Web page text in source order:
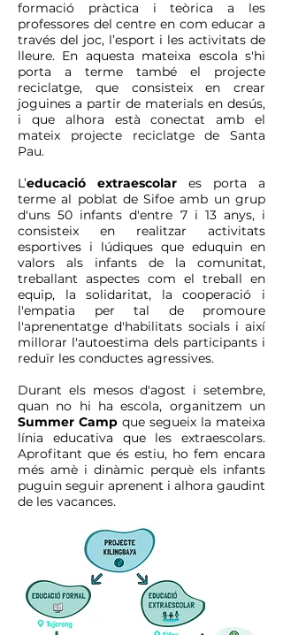
formació pràctica i teòrica a les
professores del centre en com educar a
través del joc, l’esport i les activitats de
lleure. En aquesta mateixa escola s'hi
porta a terme també el projecte
reciclatge, que consisteix en crear
joguines a partir de materials en desús,
i que alhora està conectat amb el
mateix projecte reciclatge de Santa
Pau.
L’educació extraescolar es porta a
terme al poblat de Sifoe amb un grup
d'uns 50 infants d'entre 7 i 13 anys, i
consisteix en realitzar activitats
esportives i lúdiques que eduquin en
valors als infants de la comunitat,
treballant aspectes com el treball en
equip, la solidaritat, la cooperació i
l'empatia per tal de promoure
l'aprenentatge d'habilitats socials i així
millorar l'autoestima dels participants i
reduïr les conductes agressives.
Durant els mesos d'agost i setembre,
quan no hi ha escola, organitzem un
Summer Camp que segueix la mateixa
línia educativa que les extraescolars.
Aprofitant que és estiu, ho fem encara
més amè i dinàmic perquè els infants
puguin seguir aprenent i alhora gaudint
de les vacances.